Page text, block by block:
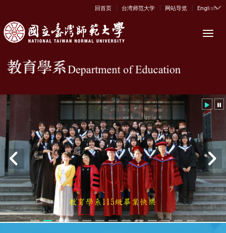
:::
回首页 | 台湾师范大学 | 网站导览 | English